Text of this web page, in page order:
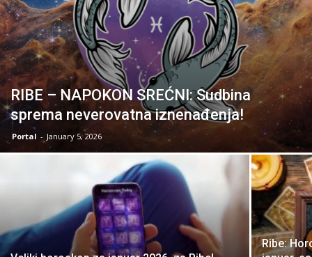
RIBE – NAPOKON SREĆNI: Sudbina
sprema neverovatna iznenađenja!
Portal - January 5, 2026
Ribe: